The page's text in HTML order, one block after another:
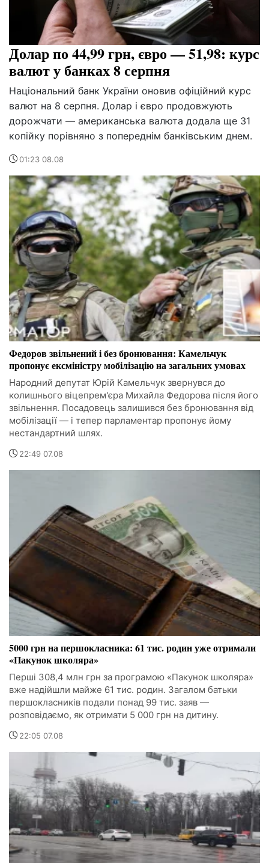
Долар по 44,99 грн, євро — 51,98: курс
валют у банках 8 серпня
Національний банк України оновив офіційний курс
валют на 8 серпня. Долар і євро продовжують
дорожчати — американська валюта додала ще 31
копійку порівняно з попереднім банківським днем.
01:23 08.08
Федоров звільнений і без бронювання: Камельчук
пропонує ексміністру мобілізацію на загальних умовах
Народний депутат Юрій Камельчук звернувся до
колишнього віцепрем'єра Михайла Федорова після його
звільнення. Посадовець залишився без бронювання від
мобілізації — і тепер парламентар пропонує йому
нестандартний шлях.
22:49 07.08
5000 грн на першокласника: 61 тис. родин уже отримали
«Пакунок школяра»
Перші 308,4 млн грн за програмою «Пакунок школяра»
вже надійшли майже 61 тис. родин. Загалом батьки
першокласників подали понад 99 тис. заяв —
розповідаємо, як отримати 5 000 грн на дитину.
22:05 07.08